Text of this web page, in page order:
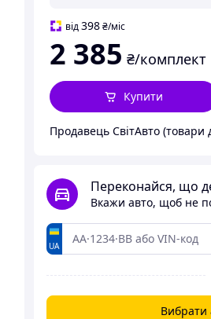
від398 ₴/міс
2 385 ₴/комплект
Купити
Переконайся, що
Вкажи авто, щоб не
UA
Вибрати